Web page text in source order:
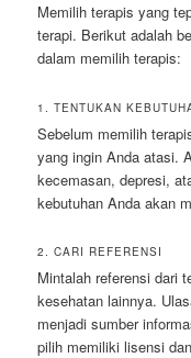
Memilih terapis yang
terapi. Berikut adalah
dalam memilih terapis:
1. TENTUKAN
Sebelum memilih
yang ingin Anda atasi.
kecemasan, depresi,
kebutuhan Anda akan
2. CARI REFERENSI
Mintalah referensi dari
kesehatan lainnya.
menjadi sumber
pilih memiliki lisensi